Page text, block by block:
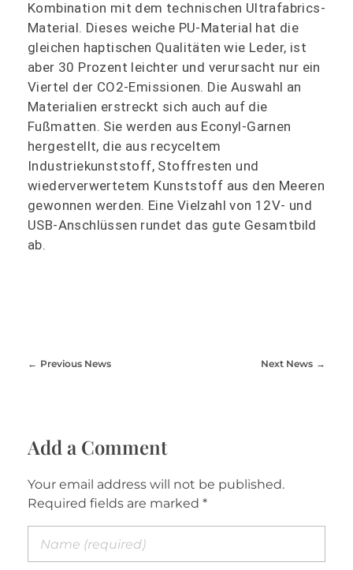
Kombination mit dem technischen Ultrafabrics-
Material. Dieses weiche PU-Material hat die
gleichen haptischen Qualitäten wie Leder, ist
aber 30 Prozent leichter und verursacht nur ein
Viertel der CO2-Emissionen. Die Auswahl an
Materialien erstreckt sich auch auf die
Fußmatten. Sie werden aus Econyl-Garnen
hergestellt, die aus recyceltem
Industriekunststoff, Stoffresten und
wiederverwertetem Kunststoff aus den Meeren
gewonnen werden. Eine Vielzahl von 12V- und
USB-Anschlüssen rundet das gute Gesamtbild
ab.
Previous News Next News
Add a Comment
Your email address will not be published.
Required fields are marked *